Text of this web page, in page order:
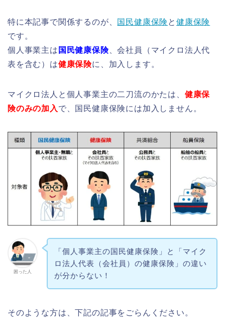
特に本記事で関係するのが、 国民健康保険 と健康保険
です。
個人事業主は 国民健康保険、会社員（マイクロ法人代
表を含む）は健康保険に、加入します。
マイクロ法人と個人事業主の二刀流のかたは、 健康保
険のみの加入 で、国民健康保険には加入しません。
困った人
「個人事業主の国民健康保険」と「マイク
ロ法人代表（会社員）の健康保険」の違い
が分からない！
そのような方は、下記の記事をごらんください。